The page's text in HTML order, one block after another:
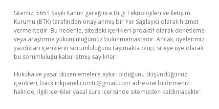
Sitemiz, 5651 Sayılı Kanun gereğince Bilgi Teknolojileri ve İletişim
Kurumu (BTK) tarafından onaylanmış bir Yer Sağlayıcı olarak hizmet
vermektedir. Bu nedenle, sitedeki içerikleri proaktif olarak denetleme
veya araştırma yükümlülüğümüz bulunmamaktadır. Ancak, üyelerimiz
yazdıkları içeriklerin sorumluluğunu taşımakta olup, siteye üye olarak
bu sorumluluğu kabul etmiş sayılırlar.
Hukuka ve yasal düzenlemelere aykırı olduğunu düşündüğünüz
içerikleri, backlinkpanelicomtr@gmail.com adresine bildirmeniz
halinde, ilgili içerikler yasal süre içerisinde sitemizden kaldırılacaktır.